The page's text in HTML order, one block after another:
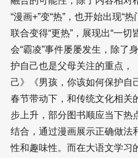
“漫画+”变“热”，也开始出现“
联合变得“更热”，展现出“一切
会“霸凌”事件屡屡发生，除了
护自己也是父母关注的重点，
己》《男孩，你该如何保护自
春节带动下，和传统文化相关
步上升，部分图书顺应当下热
结合，通过漫画展示正确做法
性和趣味性。而在大语文学习